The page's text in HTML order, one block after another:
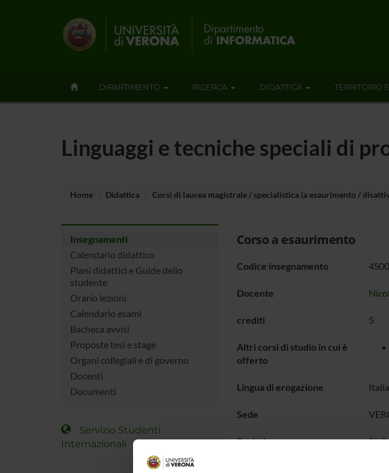
DIPARTIMENTO RICERCA DIDATTICA TERRITORIO
Linguaggi e tecniche speciali di
Home Didattica Corsi di laurea magistrale / specialistica (a esaurimento /
Insegnamenti
Calendario didattico
Piani didattici e Guide dello
studente
Orario lezioni
Calendario esami
Bacheca avvisi
Proposte tesi e stage
Organi collegiali e di governo
Docenti
Documenti
Servizio Studenti
Internazionali
Corso a esaurimento
Codice insegnamento
Docente
crediti 5
Altri corsi di studio in cui è
offerto
Lingua di erogazione
Sede
Periodo 2° Q